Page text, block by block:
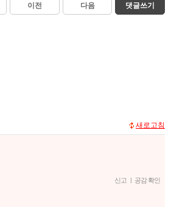
이전 다음 댓글쓰기
새로고침
신고 | 공감 확인